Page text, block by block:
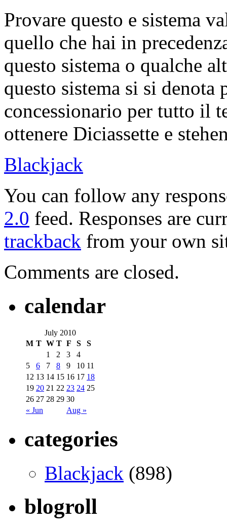
Provare questo e sistema
quello che hai in
questo sistema o qualche
questo sistema si si
concessionario per tutto il
ottenere Diciassette e
Blackjack
You can follow any
2.0 feed. Responses are
trackback from your own
Comments are closed.
calendar
July 2010
M T W T F S S
« Jun Aug »
1 2 3
4
5
6 7 8 9 10 11
12 13 14 15 16 17 18
19 20 21 22 23 24 25
26 27 28 29 30
categories
Blackjack (898)
blogroll